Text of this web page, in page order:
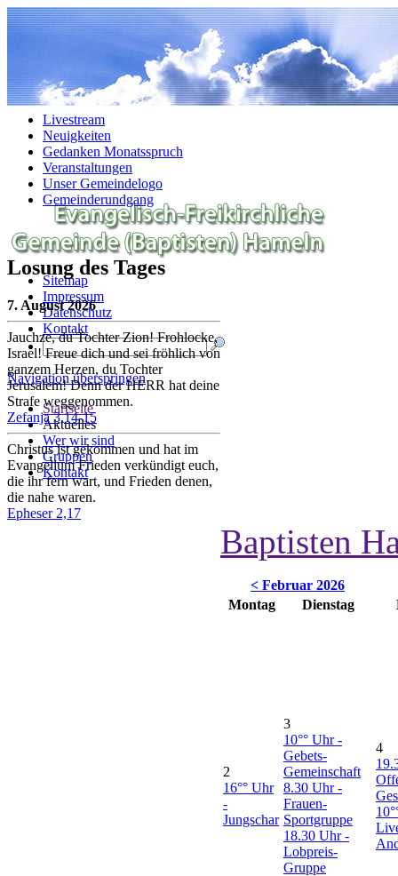
Sitemap
Impressum
Datenschutz
Kontakt
Navigation überspringen
Startseite
Aktuelles
Wer wir sind
Gruppen
Kontakt
Navigation überspringen
Livestream
Neuigkeiten
Gedanken Monatsspruch
Veranstaltungen
Unser Gemeindelogo
Gemeinderundgang
Losung des Tages
7. August 2026
Jauchze, du Tochter Zion! Frohlocke,
Israel! Freue dich und sei fröhlich von
ganzem Herzen, du Tochter
Jerusalem! Denn der HERR hat deine
Strafe weggenommen.
Zefanja 3,14-15
Christus ist gekommen und hat im
Evangelium Frieden verkündigt euch,
die ihr fern wart, und Frieden denen,
die nahe waren.
Epheser 2,17
Baptisten
< Februar 2026
Montag
Dienstag
2
16°° Uhr
-
Jungschar
3
10°° Uhr -
Gebets-
Gemeinschaft
8.30 Uhr -
Frauen-
Sportgruppe
18.30 Uhr -
Lobpreis-
Gruppe
4